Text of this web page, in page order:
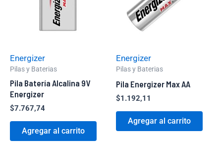
Energizer
Pilas y Baterias
Pila Batería Alcalina 9V
Energizer
$7.767,74
Agregar al carrito
Energizer
Pilas y Baterias
Pila Energizer Max AA
$1.192,11
Agregar al carrito